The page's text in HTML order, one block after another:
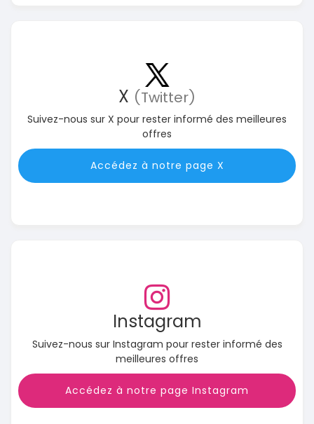
X (Twitter)
Suivez-nous sur X pour rester informé des meilleures
offres
Accédez à notre page X
Instagram
Suivez-nous sur Instagram pour rester informé des
meilleures offres
Accédez à notre page Instagram